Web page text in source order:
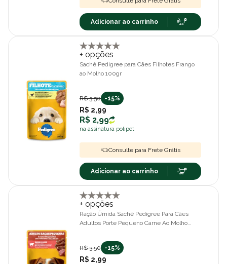
Adicionar ao carrinho
+ opções
Sachê Pedigree para Cães Filhotes Frango
ao Molho 100gr
R$ 3,50 -15%
R$ 2,99
R$ 2,99
na assinatura polipet
Consulte para Frete Grátis
Adicionar ao carrinho
+ opções
Ração Úmida Sachê Pedigree Para Cães
Adultos Porte Pequeno Carne Ao Molho
R$ 3,50 -15%
R$ 2,99